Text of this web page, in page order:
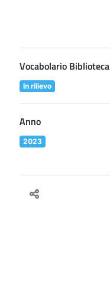
Vocabolario Biblioteca
In rilievo
Anno
2023